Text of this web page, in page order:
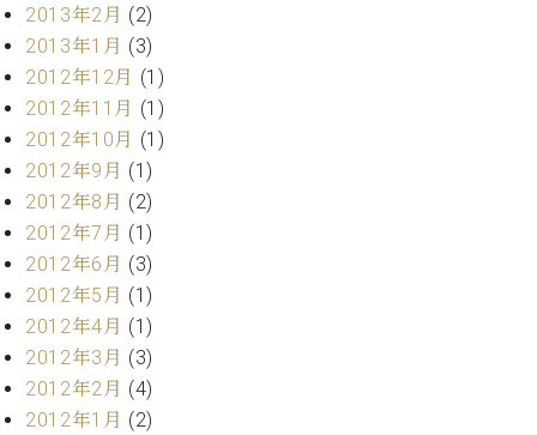
ー
サ
ー
ビ
ス
(
調
律
)
ア
フ
タ
サ
ー
ビ
2013年2月 (2)
2013年1月 (3)
2012年12月 (1)
2012年11月 (1)
2012年10月 (1)
2012年9月 (1)
2012年8月 (2)
2012年7月 (1)
2012年6月 (3)
2012年5月 (1)
2012年4月 (1)
2012年3月 (3)
2012年2月 (4)
2012年1月 (2)